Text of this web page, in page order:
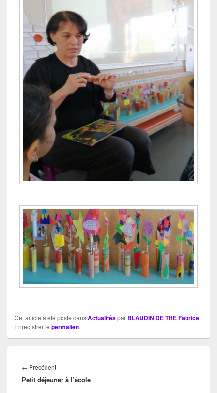
Cet article a été posté dansActualitéspar BLAUDIN DE THE Fabrice .
Enregistrer le permalien.
de
l’article
← PrécédentArticle
précédent :
Petit déjeuner à l’école